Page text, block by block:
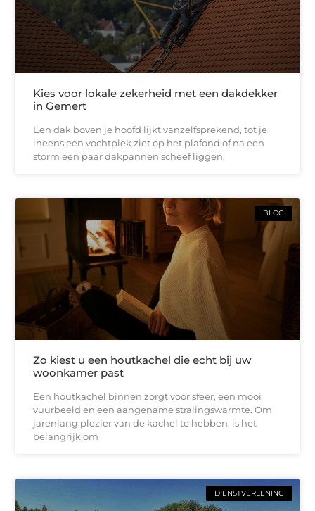
Kies voor lokale zekerheid met een dakdekker
in Gemert
Een dak boven je hoofd lijkt vanzelfsprekend, tot je
ineens een vochtplek ziet op het plafond of na een
storm een paar dakpannen scheef liggen.
BLOG
Zo kiest u een houtkachel die echt bij uw
woonkamer past
Een houtkachel binnen zorgt voor sfeer, een mooi
vuurbeeld en een aangename stralingswarmte. Om
jarenlang plezier van de kachel te hebben, is het
belangrijk om
DIENSTVERLENING